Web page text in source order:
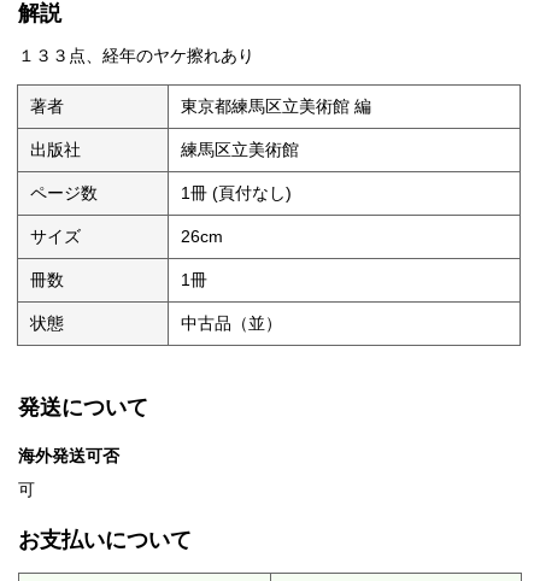
解説
１３３点、経年のヤケ擦れあり
著者 東京都練馬区立美術館 編
出版社 練馬区立美術館
ページ数 1冊 (頁付なし)
サイズ 26cm
冊数 1冊
状態 中古品（並）
発送について
海外発送可否
可
お支払いについて